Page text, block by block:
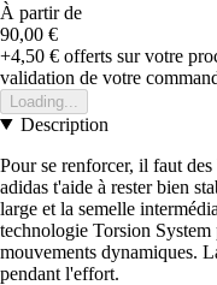
À partir de
90,00 €
+4,50 € offerts sur votre
validation de votre
Loading...
Description
Pour se renforcer, il faut
adidas t'aide à rester bien
large et la semelle
technologie Torsion
mouvements dynamiques.
pendant l'effort.